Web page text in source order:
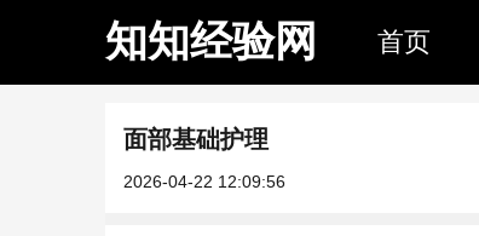
知知经验网 首页
面部基础护理
2026-04-22 12:09:56